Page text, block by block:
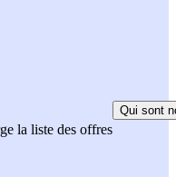
la liste des offres
Qui sont